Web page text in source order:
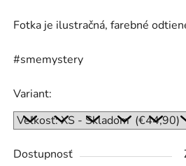
Fotka je ilustračná, farebné
#smemystery
Variant:
Dostupnosť